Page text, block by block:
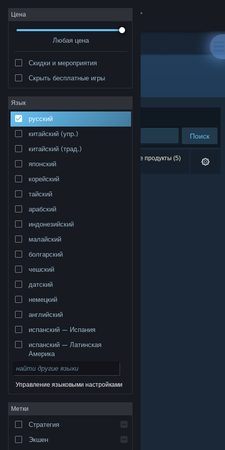
Войти
Сообщество
Информация
Поддержка
Изменить язык
Полная версия
© Valve Corporation. Все права сохранены. Все
торговые марки являются собственностью
Правовая информация
Соглашение подписчика Steam
Файлы cookie
Цена
Любая цена
Скидки и мероприятия
Скрыть бесплатные игры
Язык
русский
китайский (упр.)
китайский (трад.)
японский
корейский
тайский
арабский
индонезийский
малайский
болгарский
чешский
датский
немецкий
английский
испанский — Испания
испанский — Латинская
Америка
Управление языковыми настройками
Метки
Стратегия
Экшен
Издатель: Krispy Animation
Сортировать по
Поиск
Результатов по вашему запросу: 0. Некоторые продукты (5)
скрыты согласно вашим настройкам.